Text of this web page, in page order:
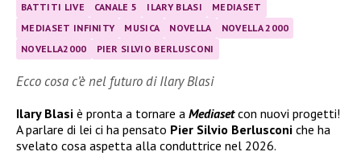
BATTITI LIVE CANALE 5 ILARY BLASI
MEDIASET
MEDIASET INFINITY
MUSICA NOVELLA
NOVELLA 2000
NOVELLA2000
PIER SILVIO BERLUSCONI
Ecco cosa c’è nel futuro di Ilary Blasi
Ilary Blasi è pronta a tornare a Mediasetcon nuovi progetti!
A parlare di lei ci ha pensato Pier Silvio Berlusconi che ha
svelato cosa aspetta alla conduttrice nel 2026.